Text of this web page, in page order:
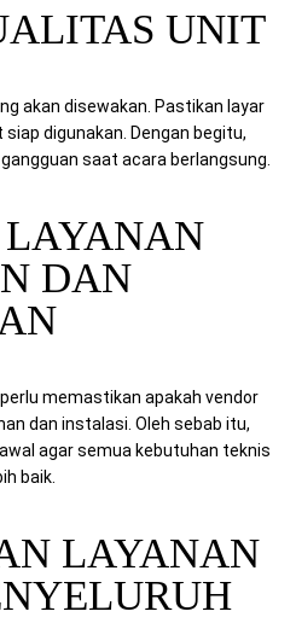
UNIT
akan disewakan. Pastikan layar
digunakan. Dengan begitu,
saat acara berlangsung.
DAN
memastikan apakah vendor
dan instalasi. Oleh sebab itu,
agar semua kebutuhan teknis
baik.
LAYANAN